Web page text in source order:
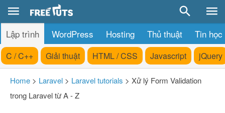
Lập trình WordPress Hosting Thủ thuật Tin học
C / C++ Giải thuật HTML / CSS Javascript jQuery
Home > Laravel > Laravel tutorials > Xử lý Form Validation
trong Laravel từ A - Z